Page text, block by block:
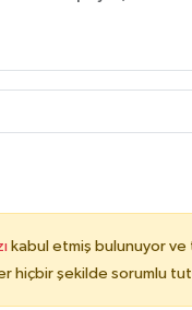
kabul etmiş bulunuyor
hiçbir şekilde sorumlu